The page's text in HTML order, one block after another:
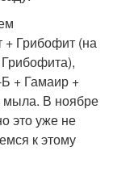
Грибофит (на
+ Гамаир +
мыла. В ноябре
это уже не
к этому